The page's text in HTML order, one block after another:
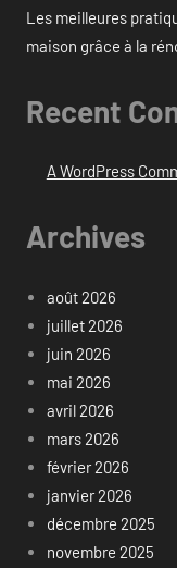
Les meilleures
maison grâce à la
Recent
A WordPress
Archives
août 2026
juillet 2026
juin 2026
mai 2026
avril 2026
mars 2026
février 2026
janvier 2026
décembre 2025
novembre 2025